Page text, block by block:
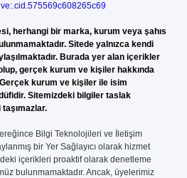
herhangi bir marka, kurum veya şahıs
Sitede yalnızca kendi
Burada yer alan içerikler
gerçek kurum ve kişiler hakkında
Gerçek kurum ve kişiler ile isim
Sitemizdeki bilgiler taslak
Bilgi Teknolojileri ve İletişim
bir Yer Sağlayıcı olarak hizmet
içerikleri proaktif olarak denetleme
bulunmamaktadır. Ancak, üyelerimiz